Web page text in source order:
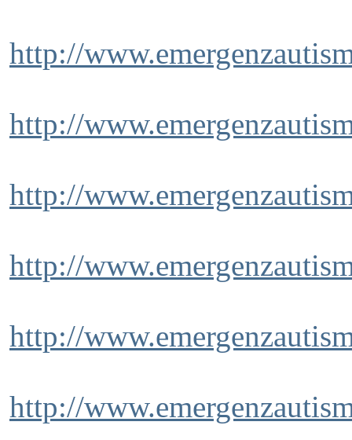
http://
http://
http://
http://
http://
http://